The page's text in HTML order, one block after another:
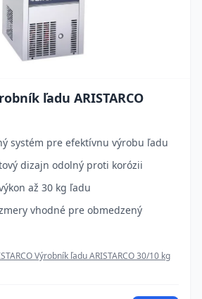
ľadu ARISTARCO
systém pre efektívnu výrobu ľadu
dizajn odolný proti korózii
až 30 kg ľadu
vhodné pre obmedzený
Výrobník ľadu ARISTARCO 30/10 kg